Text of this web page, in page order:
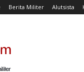
Berita Militer Alutsista